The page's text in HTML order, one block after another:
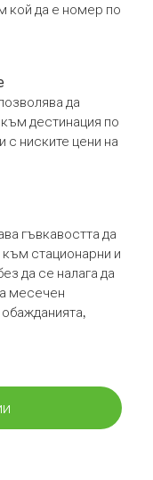
кой да е номер по
да
дестинация по
с ниските цени на
гъвкавостта да
стационарни и
да се налага да
месечен